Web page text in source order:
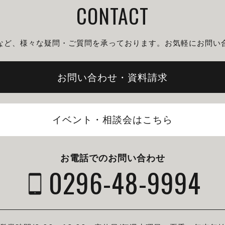
CONTACT
ど、様々な疑問・ご質問を承っております。 お気軽にお問い
お問い合わせ・資料請求
イベント・相談会はこちら
お電話でのお問い合わせ
0296-48-9994